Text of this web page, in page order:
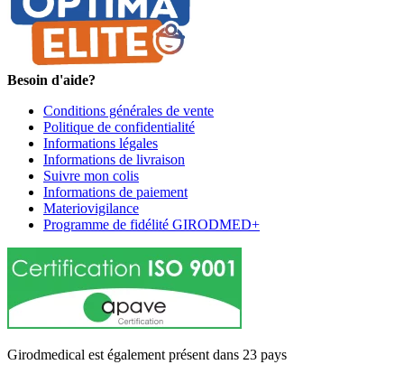
Besoin d'aide?
Conditions générales de vente
Politique de confidentialité
Informations légales
Informations de livraison
Suivre mon colis
Informations de paiement
Materiovigilance
Programme de fidélité GIRODMED+
Girodmedical est également présent dans 23 pays